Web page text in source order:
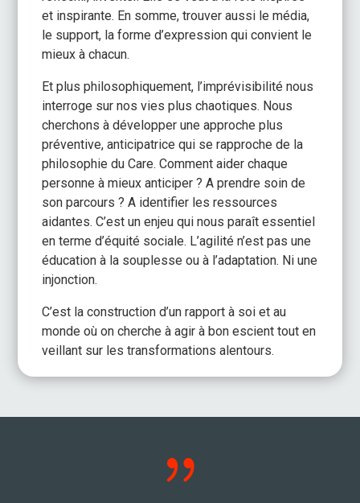
et inspirante. En somme, trouver aussi le média,
le support, la forme d’expression qui convient le
mieux à chacun.
Et plus philosophiquement, l’imprévisibilité nous
interroge sur nos vies plus chaotiques. Nous
cherchons à développer une approche plus
préventive, anticipatrice qui se rapproche de la
philosophie du Care. Comment aider chaque
personne à mieux anticiper ? A prendre soin de
son parcours ? A identifier les ressources
aidantes. C’est un enjeu qui nous paraît essentiel
en terme d’équité sociale. L’agilité n’est pas une
éducation à la souplesse ou à l’adaptation. Ni une
injonction.
C’est la construction d’un rapport à soi et au
monde où on cherche à agir à bon escient tout en
veillant sur les transformations alentours.
{